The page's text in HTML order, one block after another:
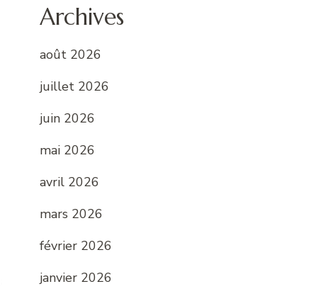
Archives
août 2026
juillet 2026
juin 2026
mai 2026
avril 2026
mars 2026
février 2026
janvier 2026